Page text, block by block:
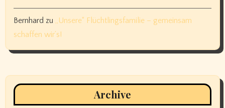
Bernhard zu „Unsere“ Flüchtlingsfamilie – gemeinsam
schaffen wir’s!
Archive